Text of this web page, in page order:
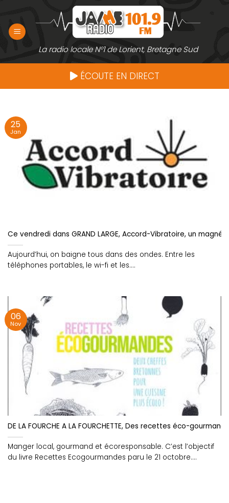
contenu
La radio locale N°1 de Lorient, Bretagne Sud
ÉCOUTE EN DIRECT
Ce vendredi dans GRAND LARGE, Accord-Vibratoire, un
Aujourd’hui, on baigne tous dans des ondes. Entre les
téléphones portables, le wi-fi et les....
25
Jan
DE LA FOURCHE A LA FOURCHETTE, Des recettes éco-
Manger local, gourmand et écoresponsable. C’est l’objectif
du livre Recettes Ecogourmandes paru le 21 octobre....
06
Nov